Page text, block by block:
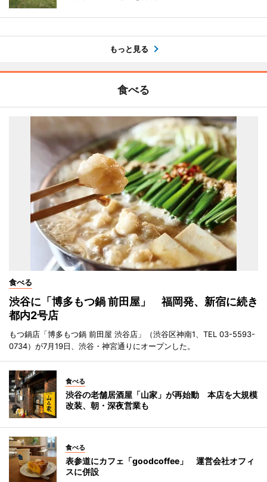
もっと見る
食べる
食べる
渋谷に「博多もつ鍋 前田屋」 福岡発、新宿に続き
都内2号店
もつ鍋店「博多もつ鍋 前田屋 渋谷店」（渋谷区神南1、TEL 03-5593-
0734）が7月19日、渋谷・神宮通りにオープンした。
食べる
渋谷の老舗居酒屋「山家」が再始動 本店を大規模
改装、朝・深夜営業も
食べる
表参道にカフェ「goodcoffee」 運営会社オフィ
スに併設